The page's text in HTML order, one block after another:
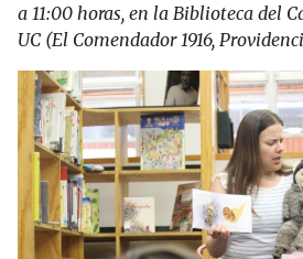
a 11:00 horas, en la Biblioteca del
UC (El Comendador 1916,